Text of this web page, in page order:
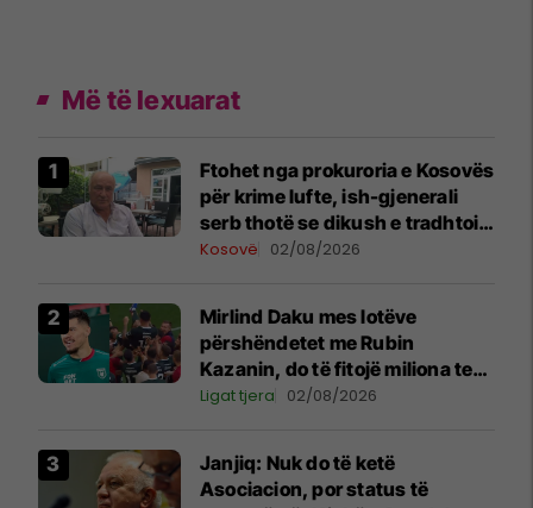
Më të lexuarat
Ftohet nga prokuroria e Kosovës
për krime lufte, ish-gjenerali
serb thotë se dikush e tradhtoi
në Beograd
Kosovë 02/08/2026
Mirlind Daku mes lotëve
përshëndetet me Rubin
Kazanin, do të fitojë miliona te
Spartak Moska
Ligat tjera 02/08/2026
Janjiq: Nuk do të ketë
Asociacion, por status të